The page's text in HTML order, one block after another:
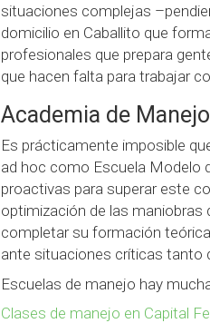
situaciones complejas
domicilio en Caballito que
profesionales que prepara
que hacen falta para trabajar
Academia de
Es prácticamente imposible
ad hoc como Escuela Modelo
proactivas para superar este
optimización de las maniobras
completar su formación
ante situaciones críticas tanto
Escuelas de manejo hay
Clases de manejo en Capital